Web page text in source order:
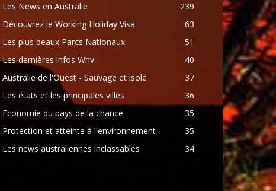
Les News en Australie
239
Découvrez le Working Holiday Visa
63
Les plus beaux Parcs Nationaux
51
Les dernières infos Whv
40
Australie de l'Ouest - Sauvage et isolé
37
Les états et les principales villes
36
Economie du pays de la chance
35
Protection et atteinte à l'environnement
35
Les news australiennes inclassables
34